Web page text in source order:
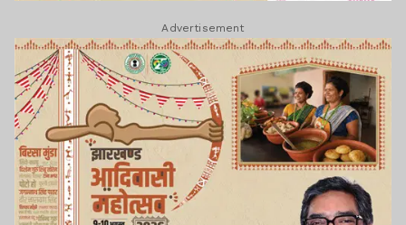
Advertisement